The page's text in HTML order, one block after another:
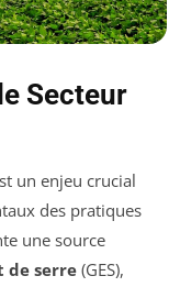
Secteur
un enjeu crucial
des pratiques
une source
de serre (GES),